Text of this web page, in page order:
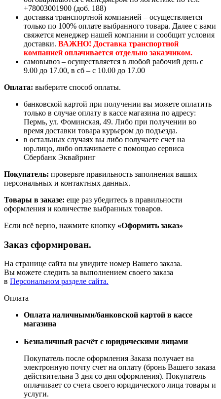
+78003001900 (доб. 188)
доставка транспортной компанией – осуществляется
только по 100% оплате выбранного товара. Далее с вами
свяжется менеджер нашей компании и сообщит условия
доставки. ВАЖНО! Доставка транспортной
компанией оплачивается отдельно заказчиком.
самовывоз – осуществляется в любой рабочий день с
9.00 до 17.00, в сб – с 10.00 до 17.00
Оплата: выберите способ оплаты.
банковской картой при получении вы можете оплатить
только в случае оплату в кассе магазина по адресу:
Пермь, ул. Фоминская, 49. Либо при получении во
время доставки товара курьером до подъезда.
в остальных случаях вы либо получаете счет на
юр.лицо, либо оплачиваете с помощью сервиса
Сбербанк Эквайринг
Покупатель: проверьте правильность заполнения ваших
персональных и контактных данных.
Товары в заказе: еще раз убедитесь в правильности
оформления и количестве выбранных товаров.
Если всё верно, нажмите кнопку «Оформить заказ»
Заказ сформирован.
На странице сайта вы увидите номер Вашего заказа.
Вы можете следить за выполнением своего заказа
в Персональном разделе сайта.
Оплата
Оплата наличными/банковской картой в кассе
магазина
Безналичный расчёт с юридическими лицами
Покупатель после оформления Заказа получает на
электронную почту счет на оплату (бронь Вашего заказа
действительна 3 дня со дня оформления). Покупатель
оплачивает со счета своего юридического лица товары и
услуги.